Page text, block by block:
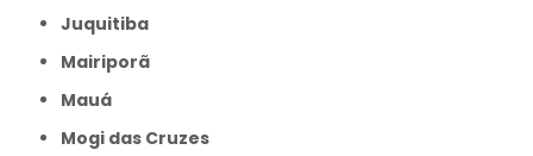
Juquitiba
Mairiporã
Mauá
Mogi das Cruzes